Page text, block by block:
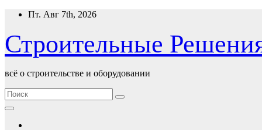
Перейти
содержимому
Пт. Авг 7th, 2026
Строительные
всё о строительстве и оборудовании